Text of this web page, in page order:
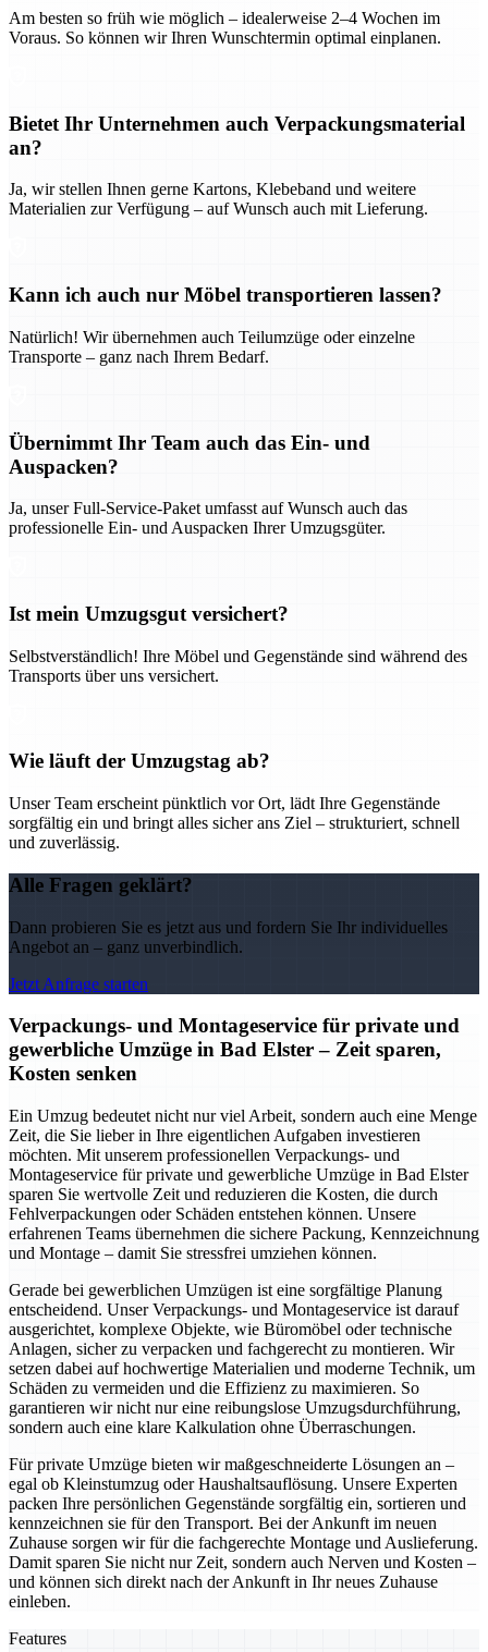
Am besten so früh wie möglich – idealerweise 2–4 Wochen im
Voraus. So können wir Ihren Wunschtermin optimal einplanen.
Bietet Ihr Unternehmen auch Verpackungsmaterial
an?
Ja, wir stellen Ihnen gerne Kartons, Klebeband und weitere
Materialien zur Verfügung – auf Wunsch auch mit Lieferung.
Kann ich auch nur Möbel transportieren lassen?
Natürlich! Wir übernehmen auch Teilumzüge oder einzelne
Transporte – ganz nach Ihrem Bedarf.
Übernimmt Ihr Team auch das Ein- und
Auspacken?
Ja, unser Full-Service-Paket umfasst auf Wunsch auch das
professionelle Ein- und Auspacken Ihrer Umzugsgüter.
Ist mein Umzugsgut versichert?
Selbstverständlich! Ihre Möbel und Gegenstände sind während des
Transports über uns versichert.
Wie läuft der Umzugstag ab?
Unser Team erscheint pünktlich vor Ort, lädt Ihre Gegenstände
sorgfältig ein und bringt alles sicher ans Ziel – strukturiert, schnell
und zuverlässig.
Alle Fragen geklärt?
Dann probieren Sie es jetzt aus und fordern Sie Ihr individuelles
Angebot an – ganz unverbindlich.
Jetzt Anfrage starten
Verpackungs- und Montageservice für private und
gewerbliche Umzüge in Bad Elster – Zeit sparen,
Kosten senken
Ein Umzug bedeutet nicht nur viel Arbeit, sondern auch eine Menge
Zeit, die Sie lieber in Ihre eigentlichen Aufgaben investieren
möchten. Mit unserem professionellen Verpackungs- und
Montageservice für private und gewerbliche Umzüge in Bad Elster
sparen Sie wertvolle Zeit und reduzieren die Kosten, die durch
Fehlverpackungen oder Schäden entstehen können. Unsere
erfahrenen Teams übernehmen die sichere Packung, Kennzeichnung
und Montage – damit Sie stressfrei umziehen können.
Gerade bei gewerblichen Umzügen ist eine sorgfältige Planung
entscheidend. Unser Verpackungs- und Montageservice ist darauf
ausgerichtet, komplexe Objekte, wie Büromöbel oder technische
Anlagen, sicher zu verpacken und fachgerecht zu montieren. Wir
setzen dabei auf hochwertige Materialien und moderne Technik, um
Schäden zu vermeiden und die Effizienz zu maximieren. So
garantieren wir nicht nur eine reibungslose Umzugsdurchführung,
sondern auch eine klare Kalkulation ohne Überraschungen.
Für private Umzüge bieten wir maßgeschneiderte Lösungen an –
egal ob Kleinstumzug oder Haushaltsauflösung. Unsere Experten
packen Ihre persönlichen Gegenstände sorgfältig ein, sortieren und
kennzeichnen sie für den Transport. Bei der Ankunft im neuen
Zuhause sorgen wir für die fachgerechte Montage und Auslieferung.
Damit sparen Sie nicht nur Zeit, sondern auch Nerven und Kosten –
und können sich direkt nach der Ankunft in Ihr neues Zuhause
einleben.
Features